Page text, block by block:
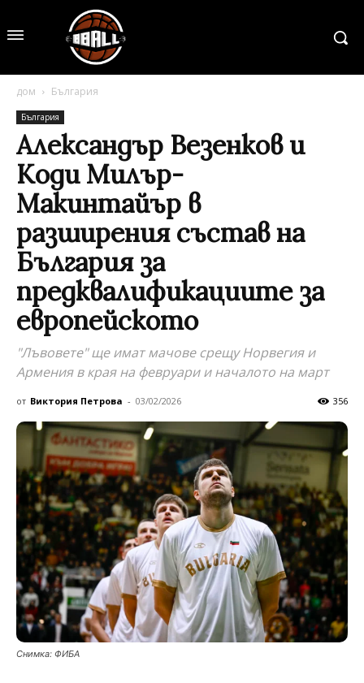
дом България
България
Александър Везенков и
Коди Милър-
Макинтайър в
разширения състав на
България за
предквалификациите за
европейското
"Лъвовете" ще имат мачове срещу Норвегия и
Армения в края на февруари и началото на март
от Виктория Петрова - 03/02/2026 356
Снимка: ФИБА